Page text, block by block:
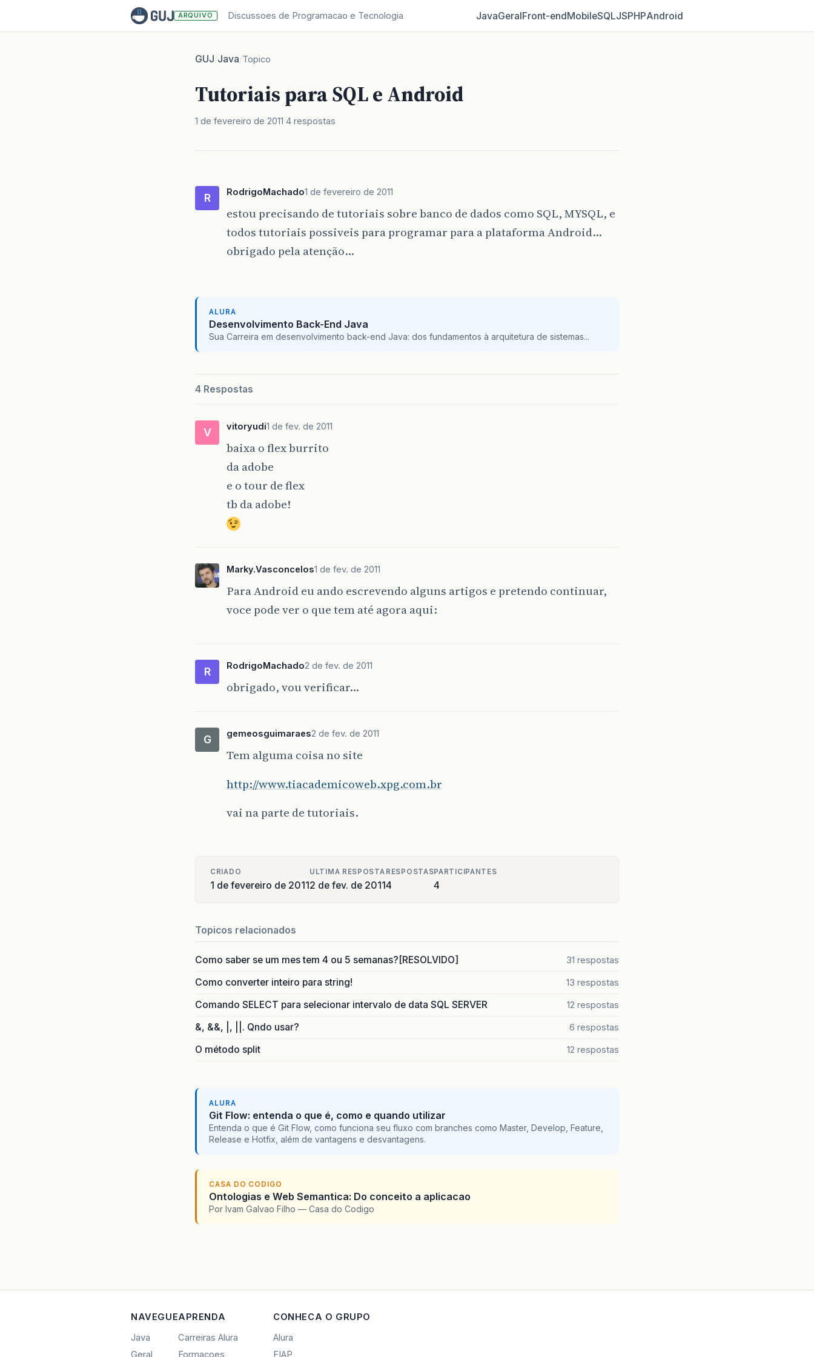
ARQUIVO Discussoes de Programacao e Tecnologia JavaGeralFront‑endMobileSQLJSPHPAndroid
GUJ/Java/Topico
Tutoriais para SQL e Android
1 de fevereiro de 2011 4 respostas
R RodrigoMachado1 de fevereiro de 2011
estou precisando de tutoriais sobre banco de dados como SQL, MYSQL, e
todos tutoriais possiveis para programar para a plataforma Android…
obrigado pela atenção…
ALURA
Desenvolvimento Back-End Java
Sua Carreira em desenvolvimento back-end Java: dos fundamentos à arquitetura de sistemas...
4 Respostas
V vitoryudi1 de fev. de 2011
baixa o flex burrito
da adobe
e o tour de flex
tb da adobe!
Marky.Vasconcelos1 de fev. de 2011
Para Android eu ando escrevendo alguns artigos e pretendo continuar,
voce pode ver o que tem até agora aqui:
R RodrigoMachado2 de fev. de 2011
obrigado, vou verificar…
G gemeosguimaraes2 de fev. de 2011
Tem alguma coisa no site
http://www.tiacademicoweb.xpg.com.br
vai na parte de tutoriais.
CRIADO
1 de fevereiro de 2011
ULTIMA RESPOSTA
2 de fev. de 2011
RESPOSTAS
4
PARTICIPANTES
4
Topicos relacionados
Como saber se um mes tem 4 ou 5 semanas?[RESOLVIDO] 31 respostas
Como converter inteiro para string! 13 respostas
Comando SELECT para selecionar intervalo de data SQL SERVER 12 respostas
&, &&, |, ||. Qndo usar? 6 respostas
O método split 12 respostas
ALURA
Git Flow: entenda o que é, como e quando utilizar
Entenda o que é Git Flow, como funciona seu fluxo com branches como Master, Develop, Feature,
Release e Hotfix, além de vantagens e desvantagens.
CASA DO CODIGO
Ontologias e Web Semantica: Do conceito a aplicacao
Por Ivam Galvao Filho — Casa do Codigo
NAVEGUE
Java
Geral
APRENDA
Carreiras Alura
Formacoes
CONHECA O GRUPO
Alura
FIAP